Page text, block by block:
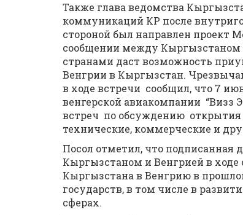
Также глава ведомства
коммуникаций КР после
стороной был направлен проект
сообщении между
странами даст возможность
Венгрии в Кыргызстан.
в ходе встречи сообщил, что 7
венгерской авиакомпании “Визз
встреч по обсуждению открытия
технические, коммерческие и
Посол отметил, что подписанная
Кыргызстаном и Венгрией в ходе
Кыргызстана в Венгрию в
государств, в том числе в
сферах.